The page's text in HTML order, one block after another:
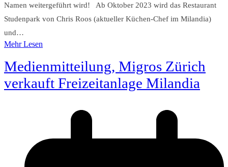
Namen weitergeführt wird! Ab Oktober 2023 wird das Restaurant
Studenpark von Chris Roos (aktueller Küchen-Chef im Milandia)
und…
Mehr Lesen
Medienmitteilung, Migros Zürich
verkauft Freizeitanlage Milandia